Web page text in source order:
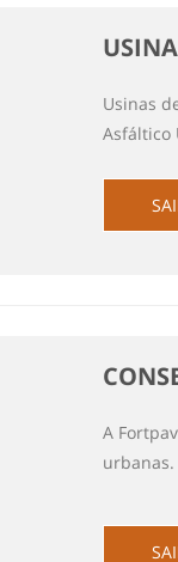
Usinas
Asfáltico
A
urbanas.